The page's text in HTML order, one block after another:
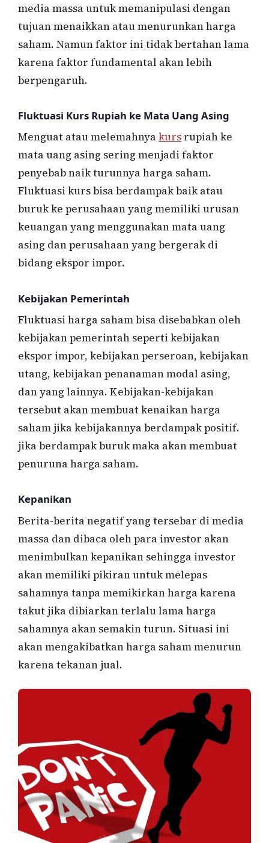
media massa untuk memanipulasi dengan
tujuan menaikkan atau menurunkan harga
saham. Namun faktor ini tidak bertahan lama
karena faktor fundamental akan lebih
berpengaruh.
Fluktuasi Kurs Rupiah ke Mata Uang Asing
Menguat atau melemahnyakurs rupiah ke
mata uang asing sering menjadi faktor
penyebab naik turunnya harga saham.
Fluktuasi kurs bisa berdampak baik atau
buruk ke perusahaan yang memiliki urusan
keuangan yang menggunakan mata uang
asing dan perusahaan yang bergerak di
bidang ekspor impor.
Kebijakan Pemerintah
Fluktuasi harga saham bisa disebabkan oleh
kebijakan pemerintah seperti kebijakan
ekspor impor, kebijakan perseroan, kebijakan
utang, kebijakan penanaman modal asing,
dan yang lainnya. Kebijakan-kebijakan
tersebut akan membuat kenaikan harga
saham jika kebijakannya berdampak positif.
jika berdampak buruk maka akan membuat
penuruna harga saham.
Kepanikan
Berita-berita negatif yang tersebar di media
massa dan dibaca oleh para investor akan
menimbulkan kepanikan sehingga investor
akan memiliki pikiran untuk melepas
sahamnya tanpa memikirkan harga karena
takut jika dibiarkan terlalu lama harga
sahamnya akan semakin turun. Situasi ini
akan mengakibatkan harga saham menurun
karena tekanan jual.